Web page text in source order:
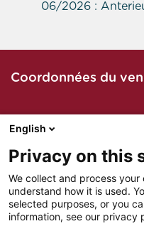
06/2026 :
Coordonnées du
Contacter
English
Privacy on this
We collect and process
understand how it is used.
selected purposes, or you
information, see our privacy